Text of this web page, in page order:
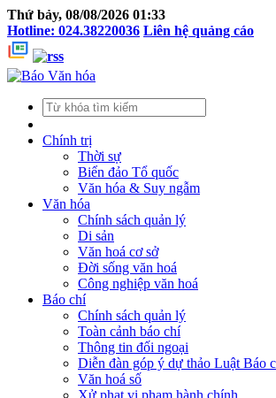
Thứ bảy, 08/08/2026 01:33
Hotline: 024.38220036 Liên hệ quảng cáo
Chính trị
Thời sự
Biển đảo Tổ quốc
Văn hóa & Suy ngẫm
Văn hóa
Chính sách quản lý
Di sản
Văn hoá cơ sở
Đời sống văn hoá
Công nghiệp văn hoá
Báo chí
Chính sách quản lý
Toàn cảnh báo chí
Thông tin đối ngoại
Diễn đàn góp ý dự thảo Luật Báo
Văn hoá số
Xử phạt vi phạm hành chính